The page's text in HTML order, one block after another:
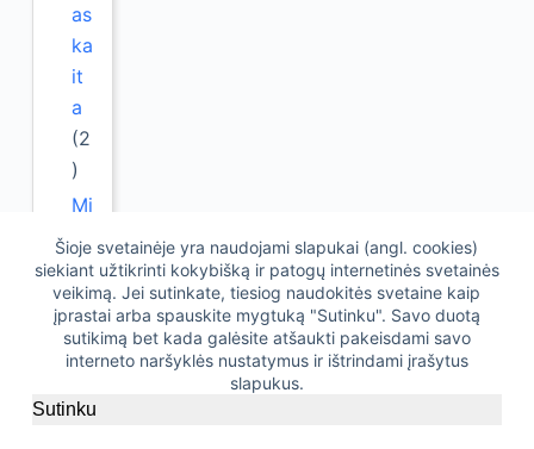
Šioje svetainėje yra naudojami slapukai (angl. cookies)
siekiant užtikrinti kokybišką ir patogų internetinės svetainės
veikimą. Jei sutinkate, tiesiog naudokitės svetaine kaip
įprastai arba spauskite mygtuką "Sutinku". Savo duotą
sutikimą bet kada galėsite atšaukti pakeisdami savo
interneto naršyklės nustatymus ir ištrindami įrašytus
slapukus.
Sutinku
as
ka
it
a
(2
)
Mi
ty
b
os
ps
ic
ol